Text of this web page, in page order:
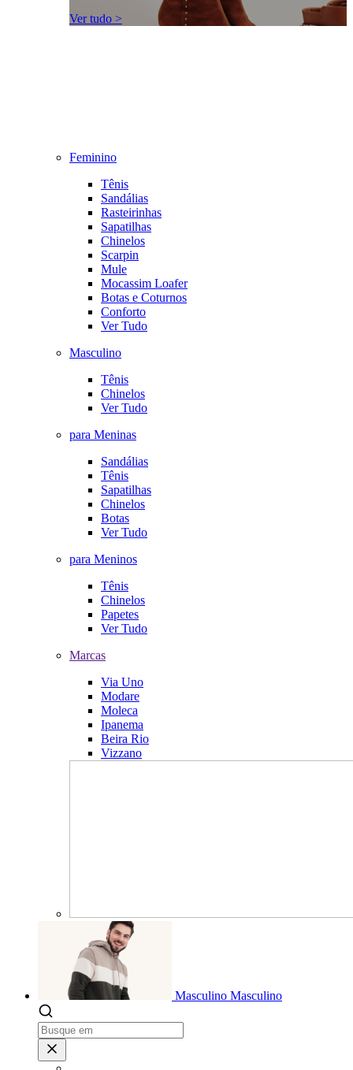
Ver tudo >
Feminino
Tênis
Sandálias
Rasteirinhas
Sapatilhas
Chinelos
Scarpin
Mule
Mocassim Loafer
Botas e Coturnos
Conforto
Ver Tudo
Masculino
Tênis
Chinelos
Ver Tudo
para Meninas
Sandálias
Tênis
Sapatilhas
Chinelos
Botas
Ver Tudo
para Meninos
Tênis
Chinelos
Papetes
Ver Tudo
Marcas
Via Uno
Modare
Moleca
Ipanema
Beira Rio
Vizzano
Masculino Masculino